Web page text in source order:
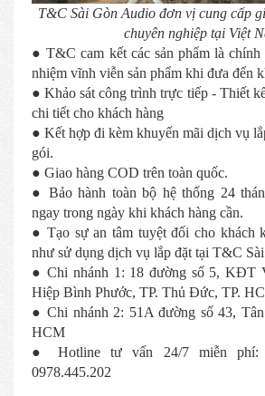
T&C Sài Gòn Audio đơn vị cung cấp
chuyên nghiệp tại Việt
● T&C cam kết các sản phẩm là chính
nhiệm vĩnh viễn sản phẩm khi đưa đến
● Khảo sát công trình trực tiếp - Thiết
chi tiết cho khách hàng
● Kết hợp đi kèm khuyến mãi dịch vụ
gói.
● Giao hàng COD trên toàn quốc.
● Bảo hành toàn bộ hệ thống 24
ngay trong ngày khi khách hàng cần.
● Tạo sự an tâm tuyệt đối cho khách
như sử dụng dịch vụ lắp đặt tại T&C
● Chi nhánh 1: 18 đường số 5, KĐT
Hiệp Bình Phước, TP. Thủ Đức, TP.
● Chi nhánh 2: 51A đường số 43,
HCM
● Hotline tư vấn 24/7 miễn phí:
0978.445.202